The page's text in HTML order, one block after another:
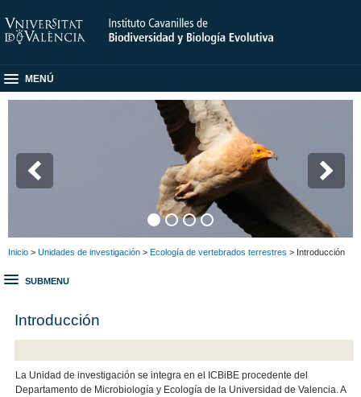
MENÚ
Inicio > Unidades de investigación > Ecología de vertebrados terrestres > Introducción
SUBMENU
Introducción
La Unidad de investigación se integra en el ICBiBE procedente del
Departamento de Microbiología y Ecología de la Universidad de Valencia. A